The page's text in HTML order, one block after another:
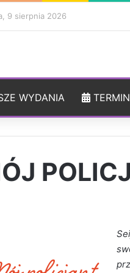
9 sierpnia 2026
WYDANIA